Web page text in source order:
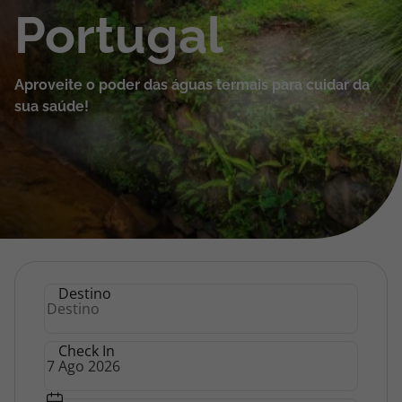
Cruzeiros
Promoções
Cheque Viagem
Área de Cliente
Portugal
Aproveite o poder das águas termais para cuidar da
sua saúde!
Termas
Hotéis
Destino
Check In